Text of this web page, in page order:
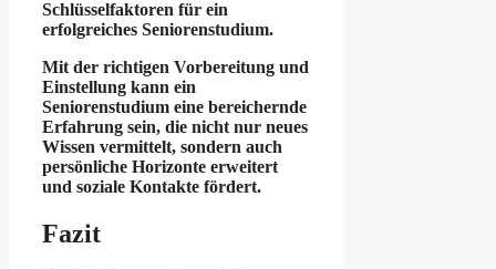
Schlüsselfaktoren für ein
erfolgreiches Seniorenstudium.
Mit der richtigen Vorbereitung und
Einstellung kann ein
Seniorenstudium eine bereichernde
Erfahrung sein, die nicht nur neues
Wissen vermittelt, sondern auch
persönliche Horizonte erweitert
und soziale Kontakte fördert.
Fazit